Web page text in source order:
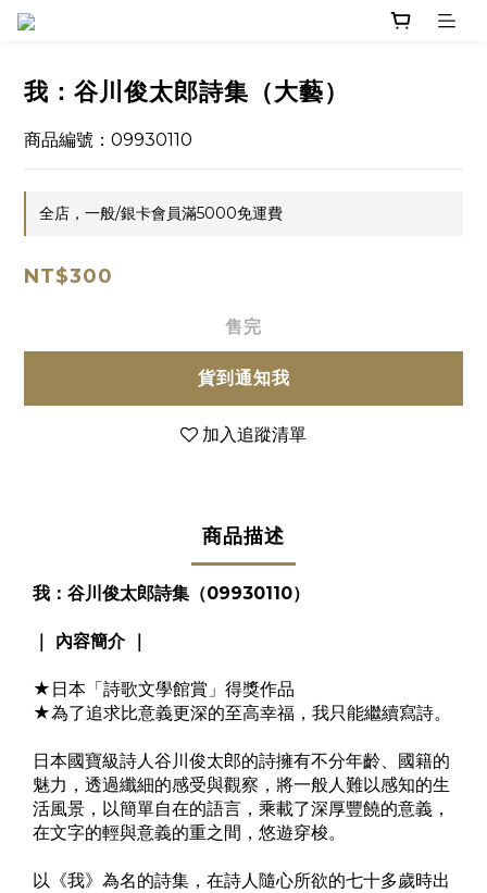
我：谷川俊太郎詩集（大藝）
商品編號：09930110
全店，一般/銀卡會員滿5000免運費
NT$300
售完
貨到通知我
加入追蹤清單
商品描述
我：谷川俊太郎詩集（09930110）
｜ 內容簡介 ｜
★日本「詩歌文學館賞」得獎作品
★為了追求比意義更深的至高幸福，我只能繼續寫詩。
日本國寶級詩人谷川俊太郎的詩擁有不分年齡、國籍的
魅力，透過纖細的感受與觀察，將一般人難以感知的生
活風景，以簡單自在的語言，乘載了深厚豐饒的意義，
在文字的輕與意義的重之間，悠遊穿梭。
以《我》為名的詩集，在詩人隨心所欲的七十多歲時出